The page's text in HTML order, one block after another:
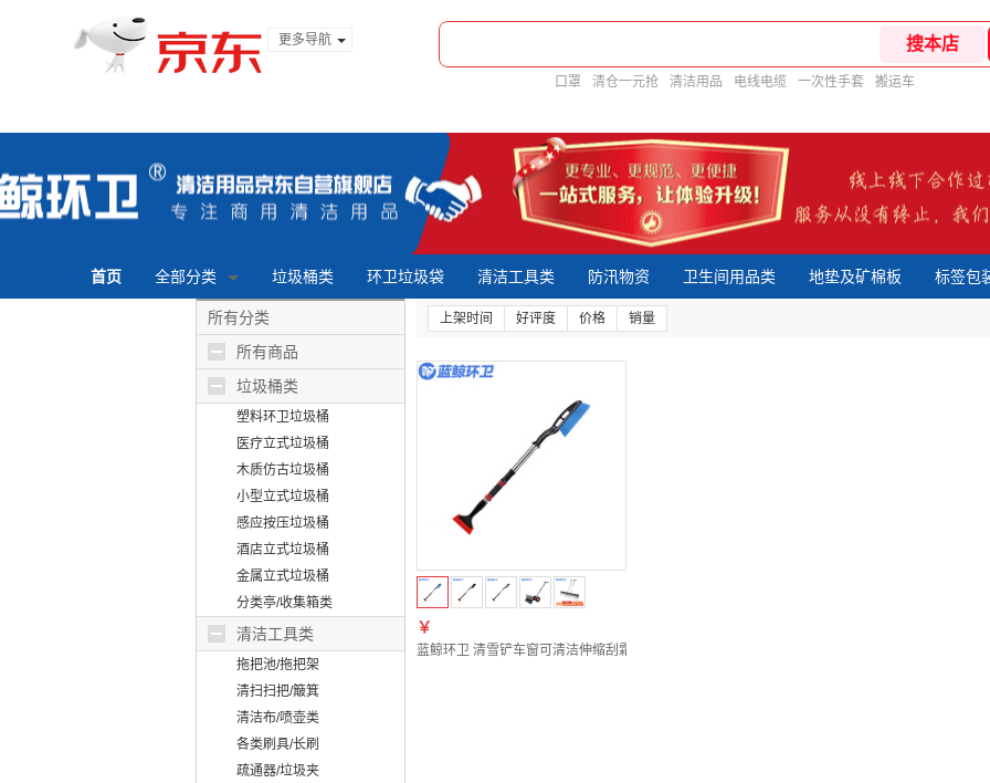
更多导航
口罩 清仓一元抢 清洁用品 电线电缆 一次性手套 搬运车
首页 全部分类 垃圾桶类 环卫垃圾袋 清洁工具类 防汛物资 卫生间用品类 地垫及矿棉板 标签包
所有分类
所有商品
垃圾桶类
塑料环卫垃圾桶
医疗立式垃圾桶
木质仿古垃圾桶
小型立式垃圾桶
感应按压垃圾桶
酒店立式垃圾桶
金属立式垃圾桶
分类亭/收集箱类
清洁工具类
拖把池/拖把架
清扫扫把/簸箕
清洁布/喷壶类
各类刷具/长刷
疏通器/垃圾夹
上架时间 好评度 价格 销量
￥
蓝鲸环卫 清雪铲车窗可清洁伸缩刮霜板扫雪刷除雪铲【蓝色2个装/可伸缩】LJHW-9917